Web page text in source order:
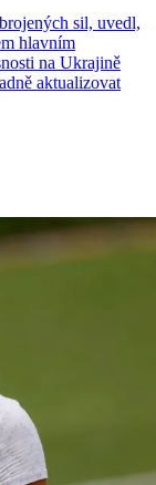
sil, uvedl,
hlavním
na Ukrajině
aktualizovat